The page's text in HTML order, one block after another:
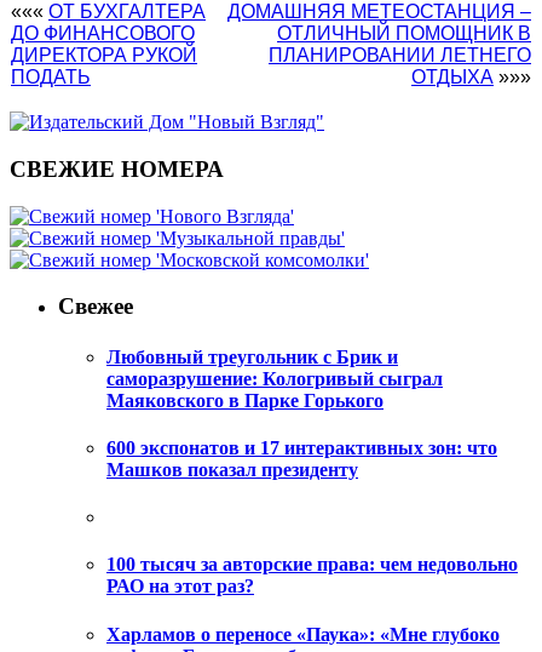
««« ОТ БУХГАЛТЕРА
ДО ФИНАНСОВОГО
ДИРЕКТОРА РУКОЙ
ПОДАТЬ
ДОМАШНЯЯ МЕТЕОСТАНЦИЯ –
ОТЛИЧНЫЙ ПОМОЩНИК В
ПЛАНИРОВАНИИ ЛЕТНЕГО
ОТДЫХА »»»
СВЕЖИЕ НОМЕРА
Свежее
Любовный треугольник с Брик и
саморазрушение: Кологривый сыграл
Маяковского в Парке Горького
600 экспонатов и 17 интерактивных зон: что
Машков показал президенту
100 тысяч за авторские права: чем недовольно
РАО на этот раз?
Харламов о переносе «Паука»: «Мне глубоко